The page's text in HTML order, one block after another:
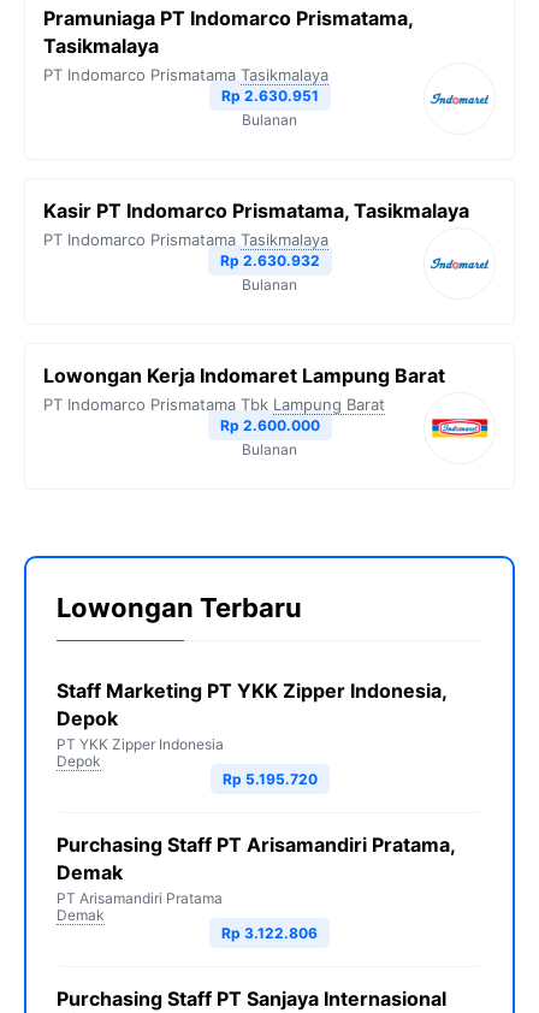
Pramuniaga PT Indomarco Prismatama,
Tasikmalaya
PT Indomarco Prismatama Tasikmalaya
Rp 2.630.951
Bulanan
Kasir PT Indomarco Prismatama, Tasikmalaya
PT Indomarco Prismatama Tasikmalaya
Rp 2.630.932
Bulanan
Lowongan Kerja Indomaret Lampung Barat
PT Indomarco Prismatama Tbk Lampung Barat
Rp 2.600.000
Bulanan
Lowongan Terbaru
Staff Marketing PT YKK Zipper Indonesia,
Depok
PT YKK Zipper Indonesia
Depok
Rp 5.195.720
Purchasing Staff PT Arisamandiri Pratama,
Demak
PT Arisamandiri Pratama
Demak
Rp 3.122.806
Purchasing Staff PT Sanjaya Internasional